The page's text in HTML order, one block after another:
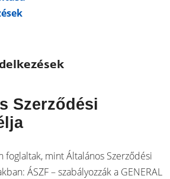
Szerződési
foglaltak, mint Általános Szerződési
ÁSZF – szabályozzák a GENERAL